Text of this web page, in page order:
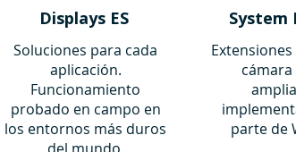
Displays ES
Soluciones para cada
aplicación.
Funcionamiento
probado en campo en
los entornos más duros
System
parte de